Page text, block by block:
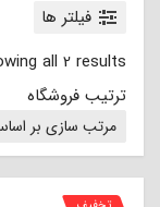
فیلتر ها
all 2 results
ترتیب فروشگاه